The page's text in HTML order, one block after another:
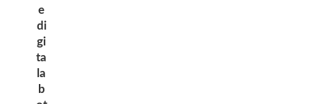
e
di
gi
ta
la
b